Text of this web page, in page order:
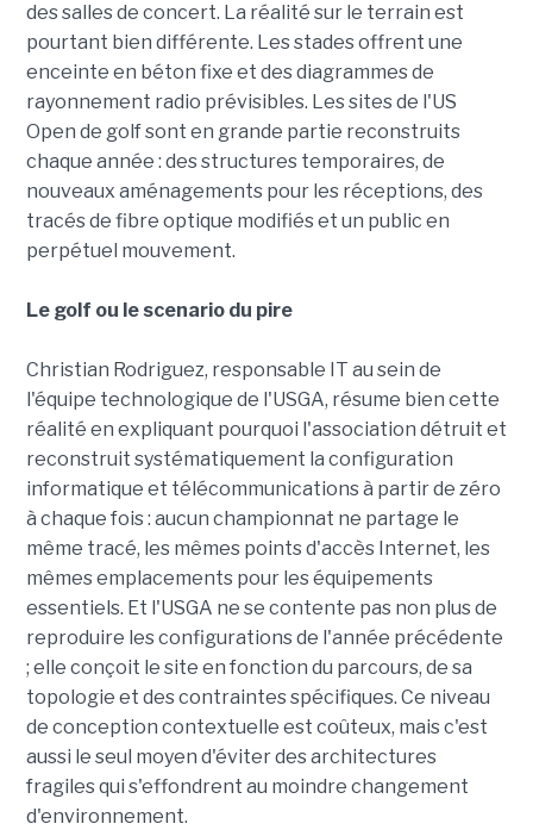
des salles de concert. La réalité sur le terrain est
pourtant bien différente. Les stades offrent une
enceinte en béton fixe et des diagrammes de
rayonnement radio prévisibles. Les sites de l'US
Open de golf sont en grande partie reconstruits
chaque année : des structures temporaires, de
nouveaux aménagements pour les réceptions, des
tracés de fibre optique modifiés et un public en
perpétuel mouvement.
Le golf ou le scenario du pire
Christian Rodriguez, responsable IT au sein de
l'équipe technologique de l'USGA, résume bien cette
réalité en expliquant pourquoi l'association détruit et
reconstruit systématiquement la configuration
informatique et télécommunications à partir de zéro
à chaque fois : aucun championnat ne partage le
même tracé, les mêmes points d'accès Internet, les
mêmes emplacements pour les équipements
essentiels. Et l'USGA ne se contente pas non plus de
reproduire les configurations de l'année précédente
; elle conçoit le site en fonction du parcours, de sa
topologie et des contraintes spécifiques. Ce niveau
de conception contextuelle est coûteux, mais c'est
aussi le seul moyen d'éviter des architectures
fragiles qui s'effondrent au moindre changement
d'environnement.